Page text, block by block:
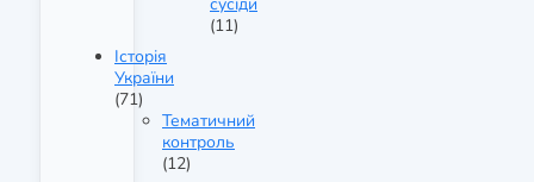
(11)
Історія
України
(71)
Тематичний
контроль
(12)